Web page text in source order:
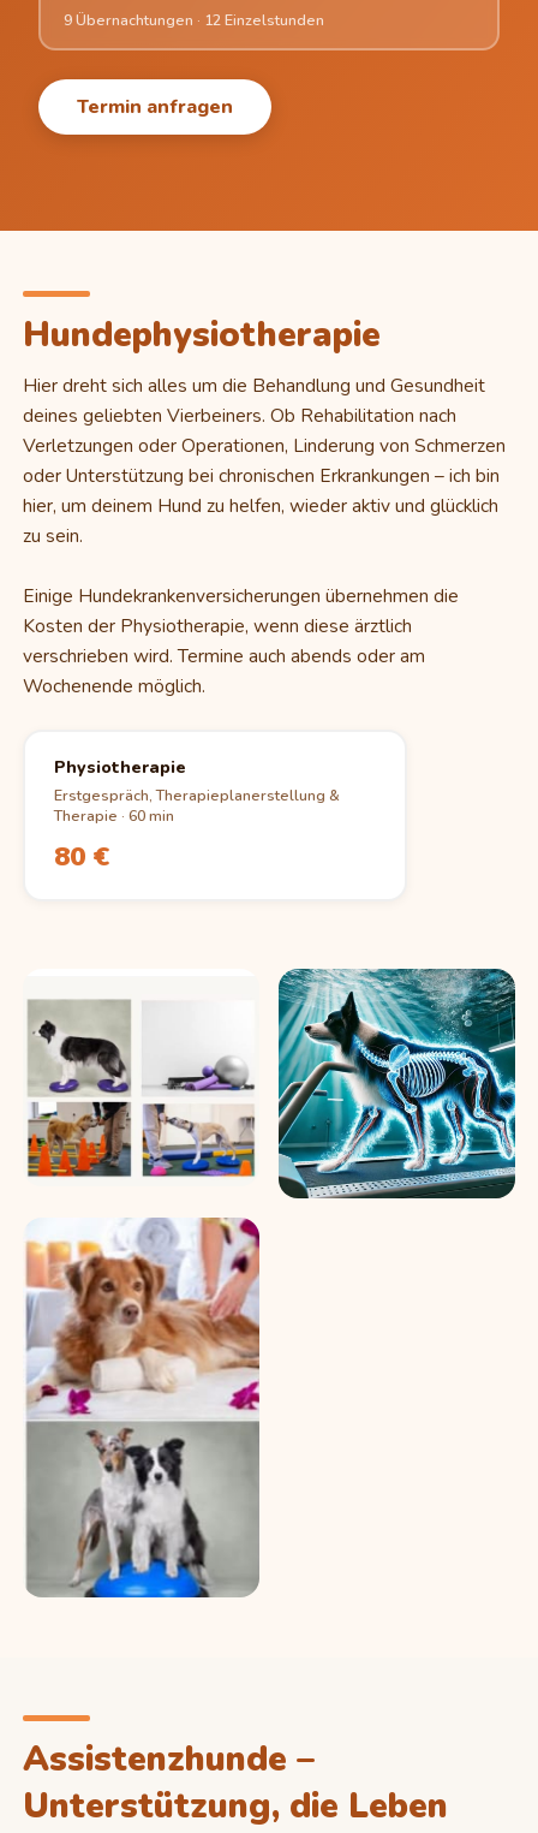
9 Übernachtungen · 12 Einzelstunden
Termin anfragen
Hundephysiotherapie
Hier dreht sich alles um die Behandlung und Gesundheit
deines geliebten Vierbeiners. Ob Rehabilitation nach
Verletzungen oder Operationen, Linderung von Schmerzen
oder Unterstützung bei chronischen Erkrankungen – ich bin
hier, um deinem Hund zu helfen, wieder aktiv und glücklich
zu sein.
Einige Hundekrankenversicherungen übernehmen die
Kosten der Physiotherapie, wenn diese ärztlich
verschrieben wird. Termine auch abends oder am
Wochenende möglich.
Physiotherapie
Erstgespräch, Therapieplanerstellung &
Therapie · 60 min
80 €
Assistenzhunde –
Unterstützung, die Leben